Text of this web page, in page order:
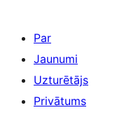
Par
Jaunumi
Uzturētājs
Privātums